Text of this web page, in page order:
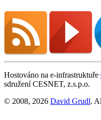
Hostováno na e-infrastruktuře
sdružení CESNET, z.s.p.o.
© 2008, 2026 David Grudl.